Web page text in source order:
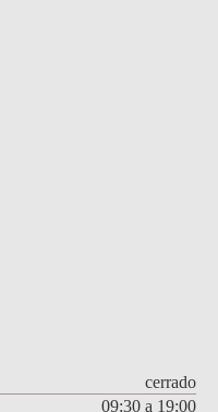
cerrado
09:30 a 19:00